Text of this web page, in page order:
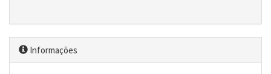
Informações